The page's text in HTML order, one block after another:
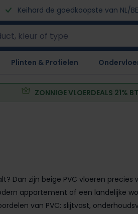
Keihard de goedkoopste van NL/BE
Plinten & Profielen
ZONNIGE VLOERDEALS 21%
Dan zijn beige PVC vloeren
appartement of een landelijke
van PVC: slijtvast,